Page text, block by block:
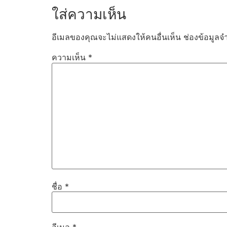
ใส่ความเห็น
อีเมลของคุณจะไม่แสดงให้คนอื่นเห็น ช่องข้อมูลจ
ความเห็น *
ชื่อ *